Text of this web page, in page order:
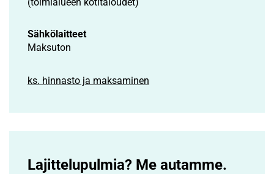
Sähkölaitteet
Maksuton
ks. hinnasto ja maksaminen
Lajittelupulmia? Me autamme.